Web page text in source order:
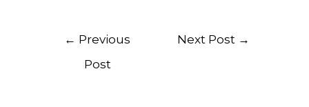
Post
navigation
← Previous
Post
Next Post →